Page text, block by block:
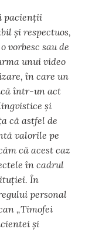
pacienții
și respectuos,
vorbesc sau de
unui video
în care un
într-un act
și
că astfel de
valorile pe
că acest caz
în cadrul
În
personal
„Timofei
și